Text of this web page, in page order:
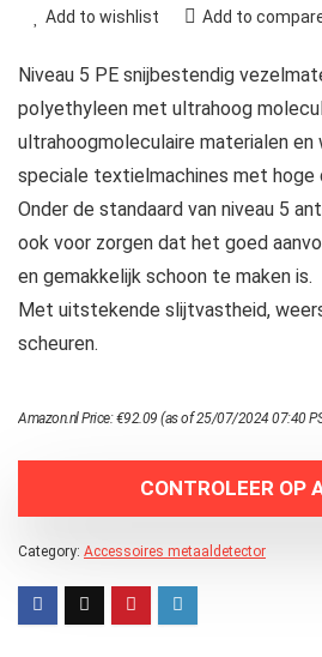
Add to wishlist Add to
Niveau 5 PE snijbestendig
polyethyleen met ultrahoog
ultrahoogmoleculaire materialen
speciale textielmachines met hoge
Onder de standaard van niveau 5
ook voor zorgen dat het goed
en gemakkelijk schoon te maken is.
Met uitstekende slijtvastheid,
scheuren.
Amazon.nl Price:€92.09 (as of 25/07/2024 07:40
CONTROLEER OP
Category: Accessoires metaaldetector